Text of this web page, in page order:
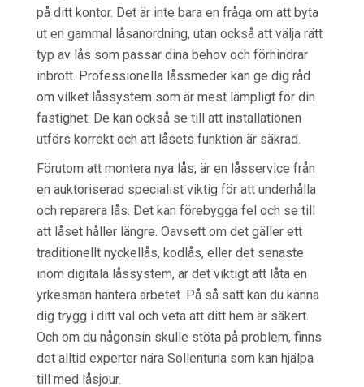
på ditt kontor. Det är inte bara en fråga om att byta
ut en gammal låsanordning, utan också att välja rätt
typ av lås som passar dina behov och förhindrar
inbrott. Professionella låssmeder kan ge dig råd
om vilket låssystem som är mest lämpligt för din
fastighet. De kan också se till att installationen
utförs korrekt och att låsets funktion är säkrad.
Förutom att montera nya lås, är en låsservice från
en auktoriserad specialist viktig för att underhålla
och reparera lås. Det kan förebygga fel och se till
att låset håller längre. Oavsett om det gäller ett
traditionellt nyckellås, kodlås, eller det senaste
inom digitala låssystem, är det viktigt att låta en
yrkesman hantera arbetet. På så sätt kan du känna
dig trygg i ditt val och veta att ditt hem är säkert.
Och om du någonsin skulle stöta på problem, finns
det alltid experter nära Sollentuna som kan hjälpa
till med låsjour.